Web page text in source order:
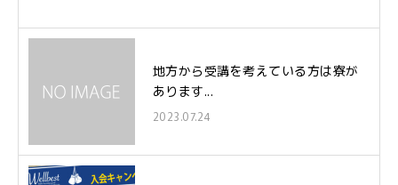
地方から受講を考えている方は寮が
あります...
2023.07.24